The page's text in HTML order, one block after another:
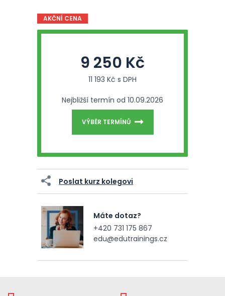
AKČNÍ CENA
9 250 Kč
11 193 Kč s DPH
Nejbližší termín od 10.09.2026
VÝBĚR TERMÍNŮ
Poslat kurz kolegovi
Máte dotaz?
+420 731 175 867
edu@edutrainings.cz